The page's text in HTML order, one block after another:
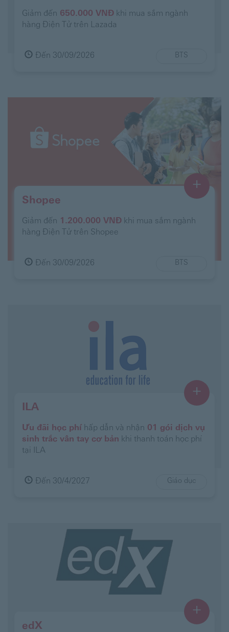
Giảm đến 650.000 VNĐkhi mua sắm ngành
hàng Điện Tử trên Lazada
Đến 30/09/2026 BTS
Shopee
Giảm đến 1.200.000 VNĐkhi mua sắm ngành
hàng Điện Tử trên Shopee
Đến 30/09/2026
+
BTS
ILA
Ưu đãi học phí hấp dẫn và nhận 01 gói dịch vụ
sinh trắc vân tay cơ bản khi thanh toán học phí
tại ILA
Đến 30/4/2027
+
Giáo dục
edX
+